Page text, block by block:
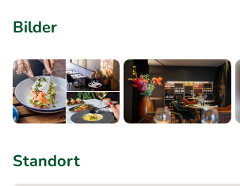
Bilder
Standort